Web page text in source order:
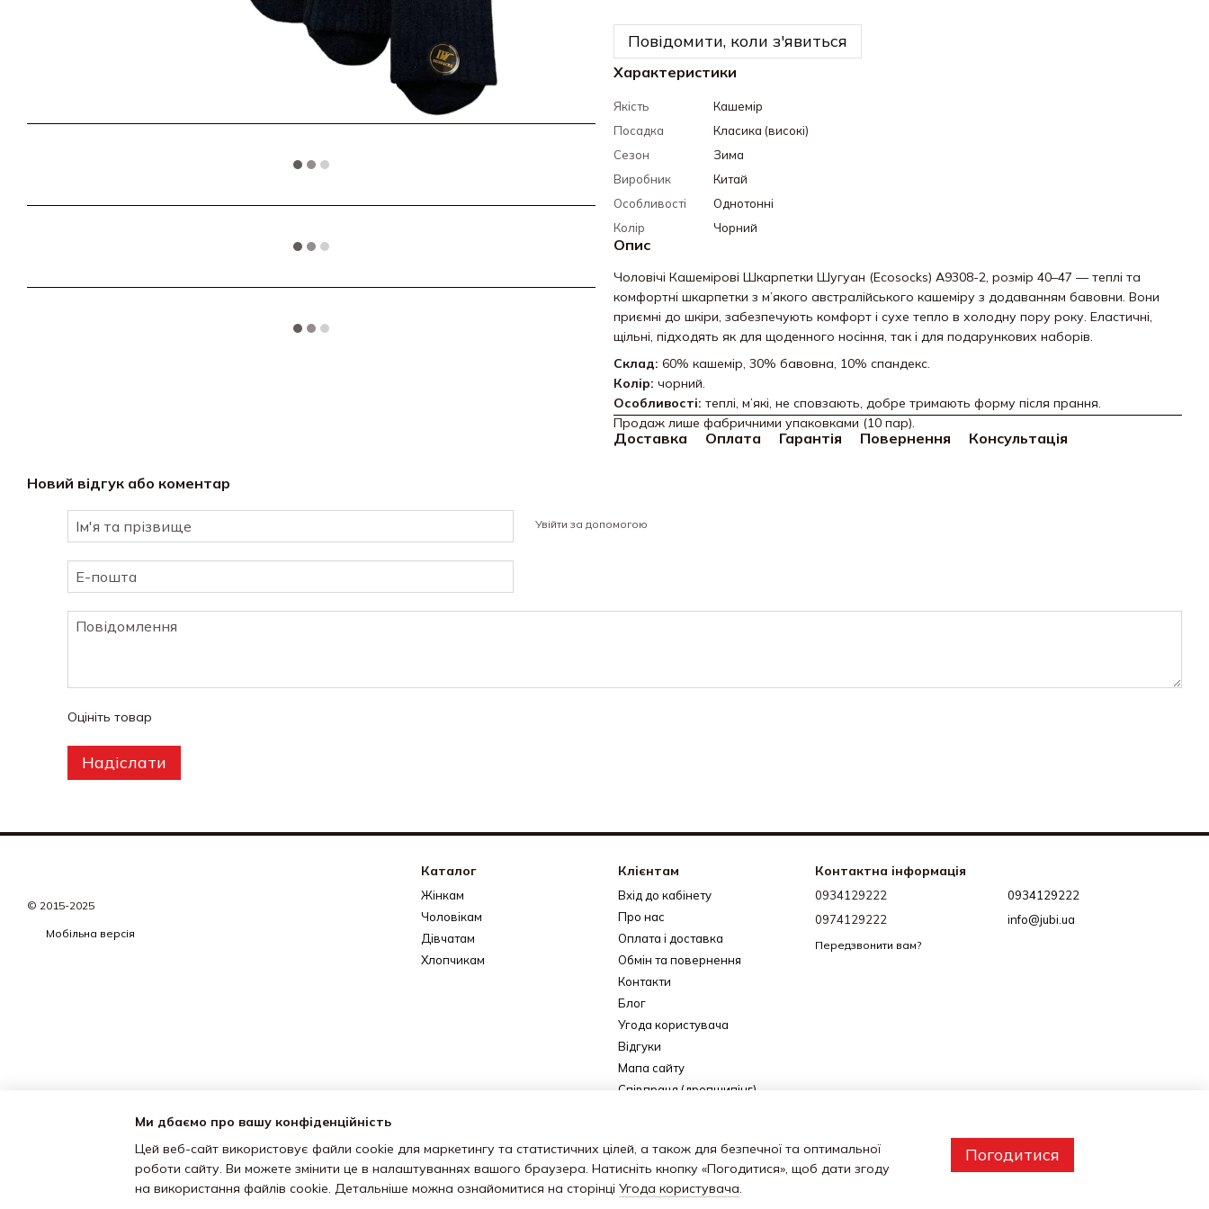
Повідомити, коли з'явиться
Характеристики
Якість
Кашемір
Посадка
Класика (високі)
Сезон
Зима
Виробник
Китай
Особливості
Однотонні
Колір
Чорний
Опис
Чоловічі Кашемірові Шкарпетки Шугуан (Ecosocks) A9308-2, розмір 40–47 — теплі та
комфортні шкарпетки з м’якого австралійського кашеміру з додаванням бавовни. Вони
приємні до шкіри, забезпечують комфорт і сухе тепло в холодну пору року. Еластичні,
щільні, підходять як для щоденного носіння, так і для подарункових наборів.
Склад: 60% кашемір, 30% бавовна, 10% спандекс.
Колір: чорний.
Особливості: теплі, м’які, не сповзають, добре тримають форму після прання.
Продаж лише фабричними упаковками (10 пар).
Доставка Оплата Гарантія Повернення Консультація
Новий відгук або коментар
Увійти за допомогою
Оцініть товар
Надіслати
© 2015-2025
Мобільна версія
Каталог
Жінкам
Чоловікам
Дівчатам
Хлопчикам
Клієнтам
Вхід до кабінету
Про нас
Оплата і доставка
Обмін та повернення
Контакти
Блог
Угода користувача
Відгуки
Мапа сайту
Співпраця (дропшипінг)
Контактна інформація
0934129222
0974129222
Передзвонити вам?
0934129222
info@jubi.ua
Ми дбаємо про вашу конфіденційність
Цей веб-сайт використовує файли cookie для маркетингу та статистичних цілей, а також для безпечної та оптимальної
роботи сайту. Ви можете змінити це в налаштуваннях вашого браузера. Натисніть кнопку «Погодитися», щоб дати згоду
на використання файлів cookie. Детальніше можна ознайомитися на сторінці Угода користувача.
Погодитися